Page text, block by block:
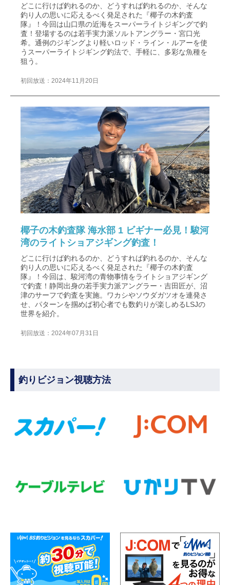
どこに行けば釣れるのか、どうすれば釣れるのか、そんな
釣り人の思いに応えるべく発足された『椰子の木釣査
隊』！今回は山口県の近海をスーパーライトジギングで釣
査！登場するのは若手実力派ソルトアングラー・宮口光
希。通例のジギングより軽いロッド・ライン・ルアーを使
うスーパーライトジギング釣法で、手軽に、多彩な魚種を
狙う。
初回放送：2024年11月20日
椰子の木釣査隊 海水部 1 ビギナー必見！駿河
湾のライトショアジギング釣査！
どこに行けば釣れるのか、どうすれば釣れるのか、そんな
釣り人の思いに応えるべく発足された『椰子の木釣査
隊』！今回は、駿河湾の青物事情をライトショアジギング
で釣査！静岡出身の若手実力派アングラー・吉田匠が、沼
津のサーフで釣査を実施。ワカシやソウダガツオを連発さ
せ、パターンを掴めば初心者でも数釣りが楽しめるLSJの
世界を紹介。
初回放送：2024年07月31日
釣りビジョン視聴方法